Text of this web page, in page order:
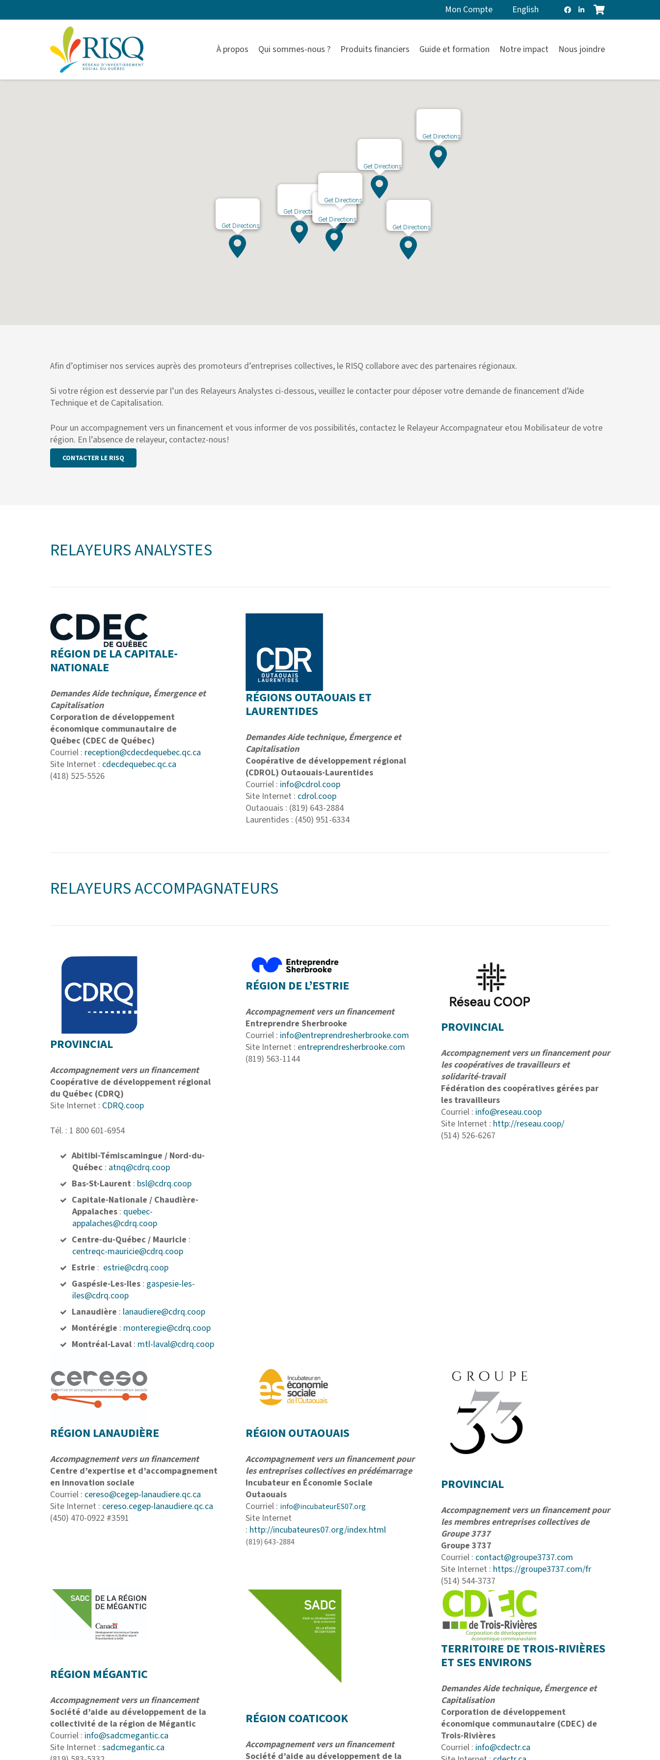
Mon Compte English
À propos Qui sommes-nous ? Produits financiers Guide et formation Notre impact Nous joindre
Get Directions
Get Directions
Get Directions
Get Directions
Get Directions
Get Directions
Get Directions
Get Directions
Afin d’optimiser nos services auprès des promoteurs d’entreprises collectives, le RISQ collabore avec des partenaires régionaux.
Si votre région est desservie par l’un des Relayeurs Analystes ci-dessous, veuillez le contacter pour déposer votre demande de financement d’Aide
Technique et de Capitalisation.
Pour un accompagnement vers un financement et vous informer de vos possibilités, contactez le Relayeur Accompagnateur etou Mobilisateur de votre
région. En l’absence de relayeur, contactez-nous!
CONTACTER LE RISQ
RELAYEURS ANALYSTES
RÉGION DE LA CAPITALE-
NATIONALE
Demandes Aide technique, Émergence et
Capitalisation
Corporation de développement
économique communautaire de
Québec (CDEC de Québec)
Courriel : reception@cdecdequebec.qc.ca
Site Internet : cdecdequebec.qc.ca
(418) 525-5526
RÉGIONS OUTAOUAIS ET
LAURENTIDES
Demandes Aide technique, Émergence et
Capitalisation
Coopérative de développement régional
(CDROL) Outaouais-Laurentides
Courriel : info@cdrol.coop
Site Internet : cdrol.coop
Outaouais : (819) 643-2884
Laurentides : (450) 951-6334
RELAYEURS ACCOMPAGNATEURS
PROVINCIAL
Accompagnement vers un financement
Coopérative de développement régional
du Québec (CDRQ)
Site Internet : CDRQ.coop
Tél. : 1 800 601-6954
Abitibi-Témiscamingue / Nord-du-
Québec : atnq@cdrq.coop
Bas-St-Laurent : bsl@cdrq.coop
Capitale-Nationale / Chaudière-
Appalaches : quebec-
appalaches@cdrq.coop
Centre-du-Québec / Mauricie :
centreqc-mauricie@cdrq.coop
Estrie : estrie@cdrq.coop
Gaspésie-Les-Iles : gaspesie-les-
iles@cdrq.coop
Lanaudière : lanaudiere@cdrq.coop
Montérégie : monteregie@cdrq.coop
Montréal-Laval : mtl-laval@cdrq.coop
RÉGION DE L’ESTRIE
Accompagnement vers un financement
Entreprendre Sherbrooke
Courriel : info@entreprendresherbrooke.com
Site Internet : entreprendresherbrooke.com
(819) 563-1144
PROVINCIAL
Accompagnement vers un financement pour
les coopératives de travailleurs et
solidarité-travail
Fédération des coopératives gérées par
les travailleurs
Courriel : info@reseau.coop
Site Internet : http://reseau.coop/
(514) 526-6267
RÉGION LANAUDIÈRE
Accompagnement vers un financement
Centre d’expertise et d’accompagnement
en innovation sociale
Courriel : cereso@cegep-lanaudiere.qc.ca
Site Internet : cereso.cegep-lanaudiere.qc.ca
(450) 470-0922 #3591
RÉGION OUTAOUAIS
Accompagnement vers un financement pour
les entreprises collectives en prédémarrage
Incubateur en Économie Sociale
Outaouais
Courriel : info@incubateurES07.org
Site Internet
: http://incubateures07.org/index.html
(819) 643-2884
PROVINCIAL
Accompagnement vers un financement pour
les membres entreprises collectives de
Groupe 3737
Groupe 3737
Courriel : contact@groupe3737.com
Site Internet : https://groupe3737.com/fr
(514) 544-3737
RÉGION MÉGANTIC
Accompagnement vers un financement
Société d’aide au développement de la
collectivité de la région de Mégantic
Courriel : info@sadcmegantic.ca
Site Internet : sadcmegantic.ca
RÉGION COATICOOK
Accompagnement vers un financement
Société d’aide au développement de la
TERRITOIRE DE TROIS-RIVIÈRES
ET SES ENVIRONS
Demandes Aide technique, Émergence et
Capitalisation
Corporation de développement
économique communautaire (CDEC) de
Trois-Rivières
Courriel : info@cdectr.ca